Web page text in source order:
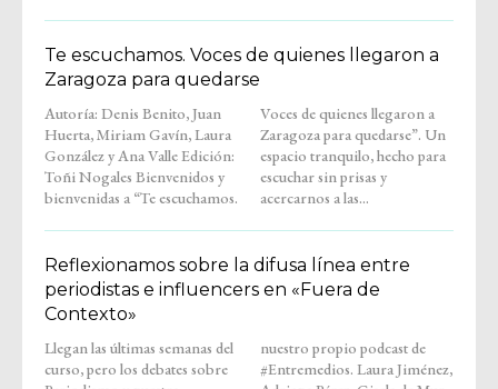
Te escuchamos. Voces de quienes llegaron a
Zaragoza para quedarse
Autoría: Denis Benito, Juan
Huerta, Miriam Gavín, Laura
González y Ana Valle Edición:
Toñi Nogales Bienvenidos y
bienvenidas a “Te escuchamos.
Voces de quienes llegaron a
Zaragoza para quedarse”. Un
espacio tranquilo, hecho para
escuchar sin prisas y
acercarnos a las...
Reflexionamos sobre la difusa línea entre
periodistas e influencers en «Fuera de
Contexto»
Llegan las últimas semanas del
curso, pero los debates sobre
nuestro propio podcast de
#Entremedios. Laura Jiménez,